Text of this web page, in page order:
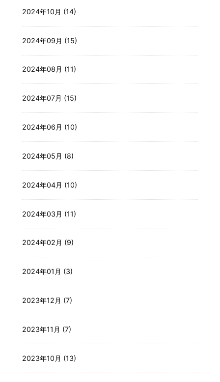
2024年10月 (14)
2024年09月 (15)
2024年08月 (11)
2024年07月 (15)
2024年06月 (10)
2024年05月 (8)
2024年04月 (10)
2024年03月 (11)
2024年02月 (9)
2024年01月 (3)
2023年12月 (7)
2023年11月 (7)
2023年10月 (13)